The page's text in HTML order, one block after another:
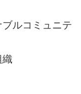
コミュニテ
織